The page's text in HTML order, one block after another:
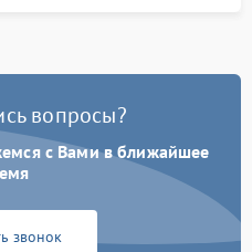
вопросы?
с Вами в ближайшее
звонок